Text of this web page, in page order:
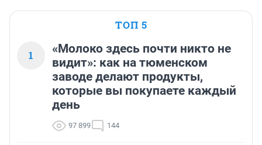
ТОП 5
1
«Молоко здесь почти никто не
видит»: как на тюменском
заводе делают продукты,
которые вы покупаете каждый
день
97 899 144